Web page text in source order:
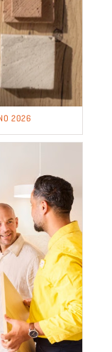
2026